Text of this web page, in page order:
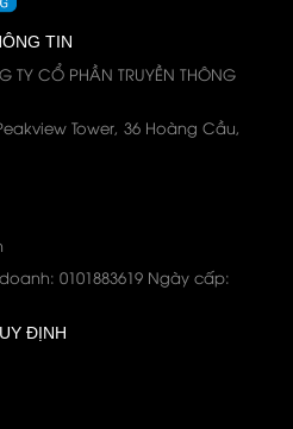
TIN
CỔ PHẦN TRUYỀN THÔNG
Tower, 36 Hoàng Cầu,
0101883619 Ngày cấp:
ĐỊNH